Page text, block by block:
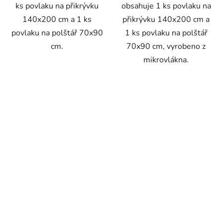
ks povlaku na přikrývku
140x200 cm a 1 ks
povlaku na polštář 70x90
cm.
obsahuje 1 ks povlaku na
přikrývku 140x200 cm a
1 ks povlaku na polštář
70x90 cm, vyrobeno z
mikrovlákna.